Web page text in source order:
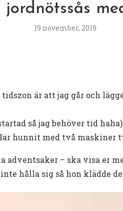
19 november, 2019
är att jag går och
så jag behöver tid haha)
hunnit med två maskiner
adventsaker – ska visa er
hålla sig så hon klädde